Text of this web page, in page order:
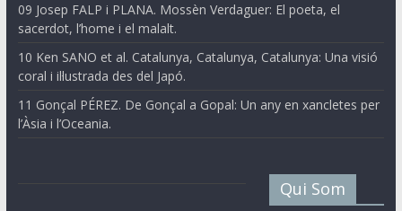
09 Josep FALP i PLANA. Mossèn Verdaguer: El poeta, el
sacerdot, l’home i el malalt.
10 Ken SANO et al. Catalunya, Catalunya, Catalunya: Una visió
coral i il·lustrada des del Japó.
11 Gonçal PÉREZ. De Gonçal a Gopal: Un any en xancletes per
l’Àsia i l’Oceania.
Qui Som